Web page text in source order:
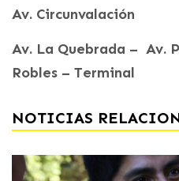
Av. Circunvalación
Av. La Quebrada – Av.
Robles – Terminal
NOTICIAS